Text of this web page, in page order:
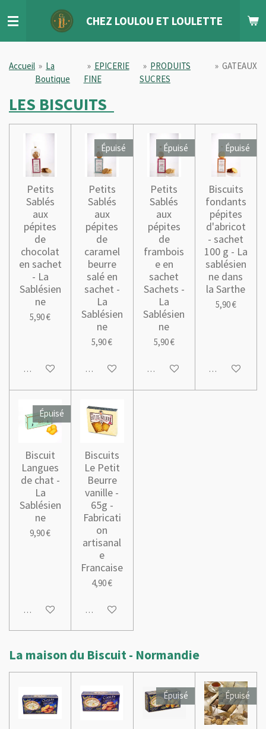
au
CHEZ LOULOU ET LOULETTE
Accueil » La
Boutique
» EPICERIE
FINE
» PRODUITS
SUCRES
» GATEAUX
LES BISCUITS
Petits
Sablés
aux
pépites
de
chocolat
en sachet
- La
Sablésien
ne
5,90 €
Ajouter au panier
Épuisé
Petits
Sablés
aux
pépites
de
caramel
beurre
salé en
sachet -
La
Sablésien
ne
5,90 €
M'avertir si disponible
Épuisé
Petits
Sablés
aux
pépites
de
frambois
e en
sachet
Sachets -
La
Sablésien
ne
5,90 €
M'avertir si disponible
Épuisé
Biscuits
fondants
pépites
d'abricot
- sachet
100 g - La
sablésien
ne dans
la Sarthe
5,90 €
M'avertir si
Épuisé
Biscuit
Langues
de chat -
La
Sablésien
ne
9,90 €
M'avertir si disponible
Biscuits
Le Petit
Beurre
vanille -
65g -
Fabricati
on
artisanal
e
Francaise
4,90 €
Ajouter au panier
La maison du Biscuit - Normandie
Épuisé Épuisé